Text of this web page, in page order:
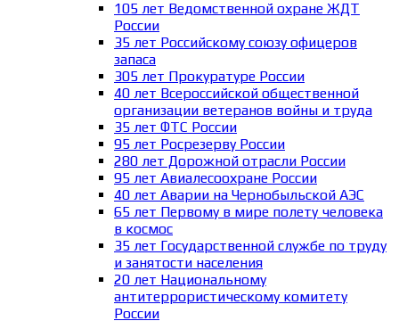
105 лет Ведомственной охране ЖДТ
России
35 лет Российскому союзу офицеров
запаса
305 лет Прокуратуре России
40 лет Всероссийской общественной
организации ветеранов войны и труда
35 лет ФТС России
95 лет Росрезерву России
280 лет Дорожной отрасли России
95 лет Авиалесоохране России
40 лет Аварии на Чернобыльской АЭС
65 лет Первому в мире полету человека
в космос
35 лет Государственной службе по труду
и занятости населения
20 лет Национальному
антитеррористическому комитету
России